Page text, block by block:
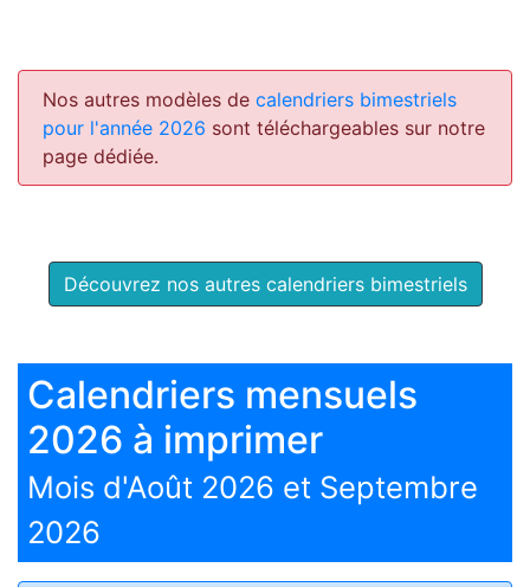
Nos autres modèles de calendriers bimestriels
pour l'année 2026 sont téléchargeables sur notre
page dédiée.
Découvrez nos autres calendriers bimestriels
Calendriers mensuels
2026 à imprimer
Mois d'Août 2026 et Septembre
2026